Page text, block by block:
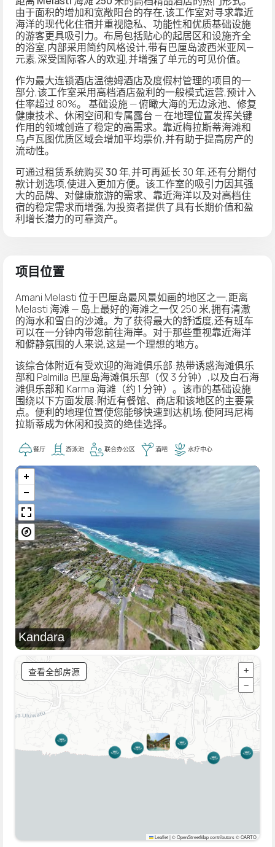
由于面积的增加和宽敞阳台的存在,该工作室对寻求靠近
海洋的现代化住宿并重视隐私、功能性和优质基础设施
的游客更具吸引力。布局包括贴心的起居区和设施齐全
的浴室,内部采用简约风格设计,带有巴厘岛波西米亚风—
元素,深受国际客人的欢迎,并增强了单元的可见价值。
作为最大连锁酒店温德姆酒店及度假村管理的项目的一
部分,该工作室采用高档酒店盈利的一般模式运营,预计入
住率超过 80%。 基础设施 — 俯瞰大海的无边泳池、修复
健康技术、休闲空间和专属露台 — 在地理位置发挥关键
作用的领域创造了稳定的高需求。靠近梅拉斯蒂海滩和
乌卢瓦图优质区域会增加平均票价,并有助于提高房产的
流动性。
可通过租赁系统购买 30 年,并可再延长 30 年,还有分期付
款计划选项,使进入更加方便。该工作室的吸引力因其强
大的品牌、对健康旅游的需求、靠近海洋以及对高档住
宿的稳定需求而增强,为投资者提供了具有长期价值和盈
利增长潜力的可靠资产。
项目位置
Amani Melasti 位于巴厘岛最风景如画的地区之一,距离
Melasti 海滩 — 岛上最好的海滩之一仅 250 米,拥有清澈
的海水和雪白的沙滩。为了获得最大的舒适度,还有班车
可以在一分钟内带您前往海岸。对于那些重视靠近海洋
和僻静氛围的人来说,这是一个理想的地方。
该综合体附近有受欢迎的海滩俱乐部:热带诱惑海滩俱乐
部和 Palmilla 巴厘岛海滩俱乐部（仅 3 分钟）,以及白石海
滩俱乐部和 Karma 海滩（约 1 分钟）。该市的基础设施
围绕以下方面发展:附近有餐馆、商店和该地区的主要景
点。便利的地理位置使您能够快速到达机场,使阿玛尼梅
拉斯蒂成为休闲和投资的绝佳选择。
餐厅 游泳池 联合办公区 酒吧 水疗中心
Kandara
查看全部房源
+
−
Leaflet|© OpenStreetMap contributors © CARTO